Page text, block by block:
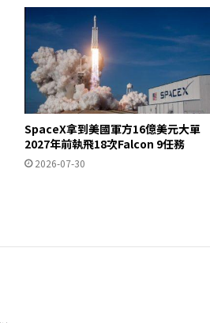
SpaceX拿到美國軍方16億美元大單
2027年前執飛18次Falcon 9任務
2026-07-30